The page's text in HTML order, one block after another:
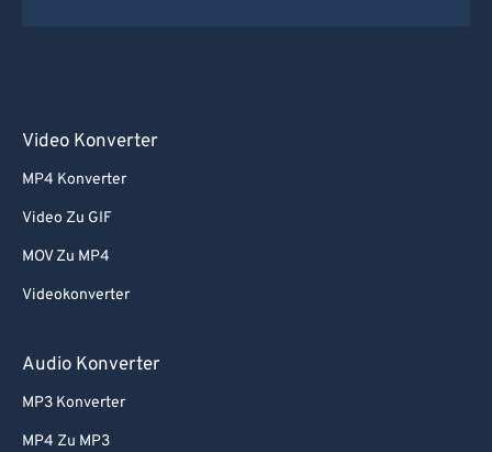
Video Konverter
MP4 Konverter
Video Zu GIF
MOV Zu MP4
Videokonverter
Audio Konverter
MP3 Konverter
MP4 Zu MP3